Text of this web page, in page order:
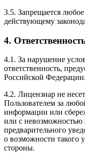
3.5. Запрещается
действующему
4.
4.1. За нарушение
ответственность,
Российской Федерации.
4.2. Лицензиар не
Пользователем за
информации или
или с невозможностью
предварительного
о возможности такого
стороны.